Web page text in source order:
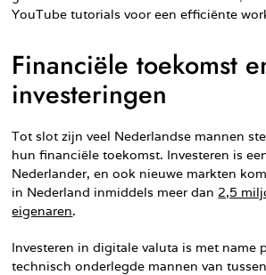
YouTube tutorials voor een efficiënte
Financiële toekomst
investeringen
Tot slot zijn veel Nederlandse mannen
hun financiële toekomst. Investeren is
Nederlander, en ook nieuwe markten
in Nederland inmiddels meer dan 2,5
eigenaren.
Investeren in digitale valuta is met name
technisch onderlegde mannen van